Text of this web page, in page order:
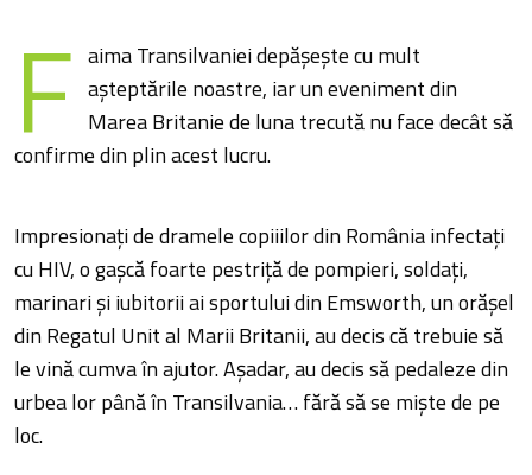
F aima Transilvaniei depășește cu mult
așteptările noastre, iar un eveniment din
Marea Britanie de luna trecută nu face decât să
confirme din plin acest lucru.
Impresionați de dramele copiiilor din România infectați
cu HIV, o gașcă foarte pestriță de pompieri, soldați,
marinari și iubitorii ai sportului din Emsworth, un orășel
din Regatul Unit al Marii Britanii, au decis că trebuie să
le vină cumva în ajutor. Așadar, au decis să pedaleze din
urbea lor până în Transilvania… fără să se miște de pe
loc.